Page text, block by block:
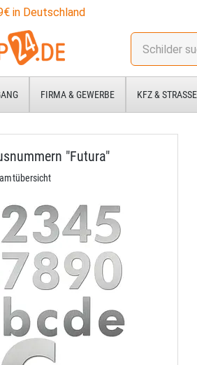
in Deutschland
Stichwort:
FIRMA & GEWERBE KFZ & STRASSE
"Futura"